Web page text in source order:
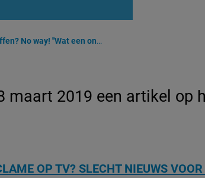
way! ''Wat een onzalig idee!''
maart 2019 een artikel
OP TV? SLECHT NIEUWS